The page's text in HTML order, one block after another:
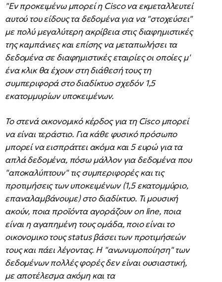
"Εν προκειμένω μπορεί η Cisco να εκμεταλλευτεί
αυτού του είδους τα δεδομένα για να "στοχεύσει"
με πολύ μεγαλύτερη ακρίβεια στις διαφημιστικές
της καμπάνιες και επίσης να μεταπωλήσει τα
δεδομένα σε διαφημιστικές εταιρίες οι οποίες μ'
ένα κλικ θα έχουν στη διάθεσή τους τη
συμπεριφορά στο διαδίκτυο σχεδόν 1,5
εκατομμυρίων υποκειμένων.
Το στενά οικονομικό κέρδος για τη Cisco μπορεί
να είναι τεράστιο. Για κάθε φυσικό πρόσωπο
μπορεί να εισπράττει ακόμα και 5 ευρώ για τα
απλά δεδομένα, πόσω μάλλον για δεδομένα που
"αποκαλύπτουν" τις συμπεριφορές και τις
προτιμήσεις των υποκειμένων (1,5 εκατομμύριο,
επαναλαμβάνουμε) στο διαδίκτυο. Τι μουσική
ακούν, ποια προϊόντα αγοράζουν οn line, ποια
είναι η αγαπημένη τους ομάδα, ποιο είναι το
οικονομικο τους status βάσει των προτιμήσεών
τους και πάει λέγοντας. Η "ανωνυμοποίηση" των
δεδομένων πολλές φορές δεν είναι ουσιαστική,
με αποτέλεσμα ακόμη και τα